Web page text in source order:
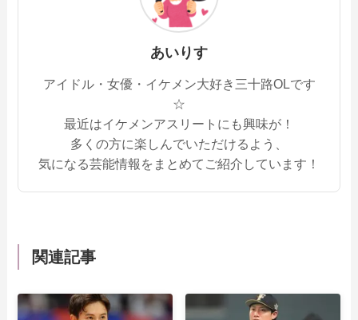
あいりす
アイドル・女優・イケメン大好き三十路OLです
☆
最近はイケメンアスリートにも興味が！
多くの方に楽しんでいただけるよう、
気になる芸能情報をまとめてご紹介しています！
関連記事